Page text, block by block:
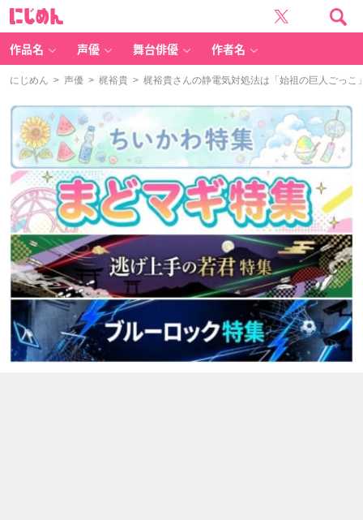
作品名 声優 舞台俳優 作者名
にじめん > 声優 > 梶裕貴 > 梶裕貴さんの静電気対処法は「始祖の巨人ごっこ